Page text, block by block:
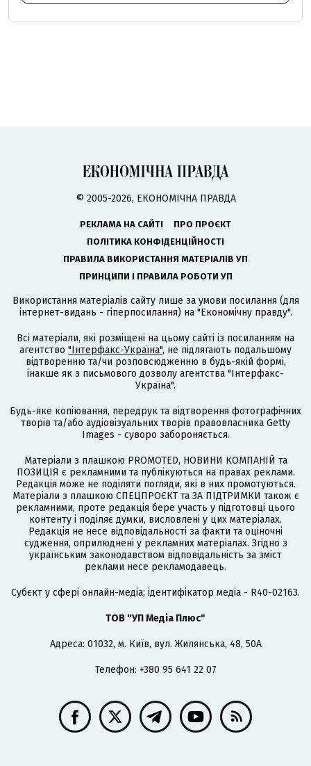
© 2005-2026, ЕКОНОМІЧНА ПРАВДА
РЕКЛАМА НА САЙТІ
ПРО ПРОЄКТ
ПОЛІТИКА КОНФІДЕНЦІЙНОСТІ
ПРАВИЛА ВИКОРИСТАННЯ МАТЕРІАЛІВ УП
ПРИНЦИПИ І ПРАВИЛА РОБОТИ УП
Використання матеріалів сайту лише за умови посилання (для
інтернет-видань - гіперпосилання) на "Економічну правду".
Всі матеріали, які розміщені на цьому сайті із посиланням на
агентство "Інтерфакс-Україна", не підлягають подальшому
відтворенню та/чи розповсюдженню в будь-якій формі,
інакше як з письмового дозволу агентства "Інтерфакс-
Україна".
Будь-яке копіювання, передрук та відтворення фотографічних
творів та/або аудіовізуальних творів правовласника Getty
Images - суворо забороняється.
Матеріали з плашкою PROMOTED, НОВИНИ КОМПАНІЙ та
ПОЗИЦІЯ є рекламними та публікуються на правах реклами.
Редакція може не поділяти погляди, які в них промотуються.
Матеріали з плашкою СПЕЦПРОЄКТ та ЗА ПІДТРИМКИ також є
рекламними, проте редакція бере участь у підготовці цього
контенту і поділяє думки, висловлені у цих матеріалах.
Редакція не несе відповідальності за факти та оціночні
судження, оприлюднені у рекламних матеріалах. Згідно з
українським законодавством відповідальність за зміст
реклами несе рекламодавець.
Cубєкт у сфері онлайн-медіа; ідентифікатор медіа - R40-02163.
ТОВ "УП Медіа Плюс"
Адреса: 01032, м. Київ, вул. Жилянська, 48, 50А
Телефон: +380 95 641 22 07